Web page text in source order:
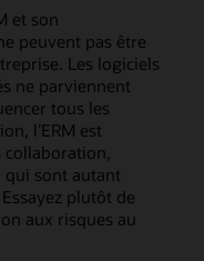
et son
peuvent pas être
Les logiciels
ne parviennent
tous les
l’ERM est
collaboration,
sont autant
plutôt de
aux risques au